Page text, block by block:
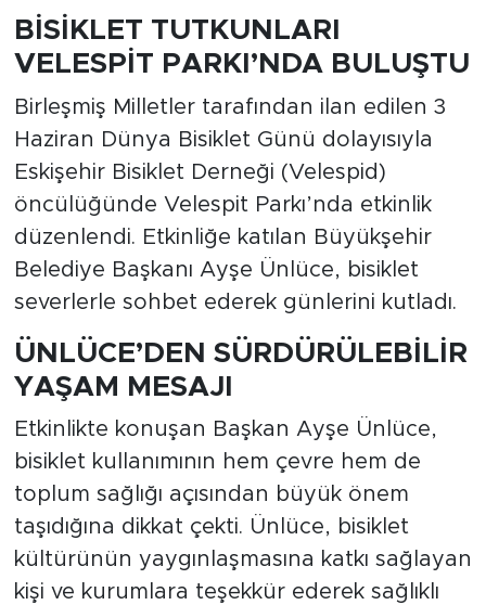
BİSİKLET TUTKUNLARI
VELESPİT PARKI’NDA BULUŞTU
Birleşmiş Milletler tarafından ilan edilen 3
Haziran Dünya Bisiklet Günü dolayısıyla
Eskişehir Bisiklet Derneği (Velespid)
öncülüğünde Velespit Parkı’nda etkinlik
düzenlendi. Etkinliğe katılan Büyükşehir
Belediye Başkanı Ayşe Ünlüce, bisiklet
severlerle sohbet ederek günlerini kutladı.
ÜNLÜCE’DEN SÜRDÜRÜLEBİLİR
YAŞAM MESAJI
Etkinlikte konuşan Başkan Ayşe Ünlüce,
bisiklet kullanımının hem çevre hem de
toplum sağlığı açısından büyük önem
taşıdığına dikkat çekti. Ünlüce, bisiklet
kültürünün yaygınlaşmasına katkı sağlayan
kişi ve kurumlara teşekkür ederek sağlıklı